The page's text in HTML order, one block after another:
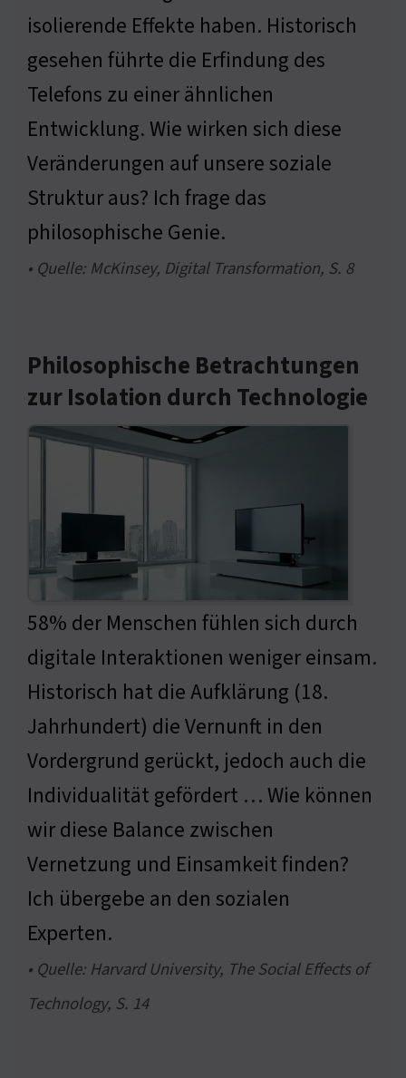
isolierende Effekte haben. Historisch
gesehen führte die Erfindung des
Telefons zu einer ähnlichen
Entwicklung. Wie wirken sich diese
Veränderungen auf unsere soziale
Struktur aus? Ich frage das
philosophische Genie.
• Quelle: McKinsey, Digital Transformation, S. 8
Philosophische Betrachtungen
zur Isolation durch Technologie
58% der Menschen fühlen sich durch
digitale Interaktionen weniger einsam.
Historisch hat die Aufklärung (18.
Jahrhundert) die Vernunft in den
Vordergrund gerückt, jedoch auch die
Individualität gefördert … Wie können
wir diese Balance zwischen
Vernetzung und Einsamkeit finden?
Ich übergebe an den sozialen
Experten.
• Quelle: Harvard University, The Social Effects of
Technology, S. 14